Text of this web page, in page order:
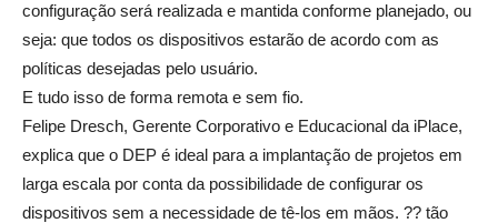
configuração será realizada e mantida conforme planejado, ou
seja: que todos os dispositivos estarão de acordo com as
políticas desejadas pelo usuário.
E tudo isso de forma remota e sem fio.
Felipe Dresch, Gerente Corporativo e Educacional da iPlace,
explica que o DEP é ideal para a implantação de projetos em
larga escala por conta da possibilidade de configurar os
dispositivos sem a necessidade de tê-los em mãos. ?? tão